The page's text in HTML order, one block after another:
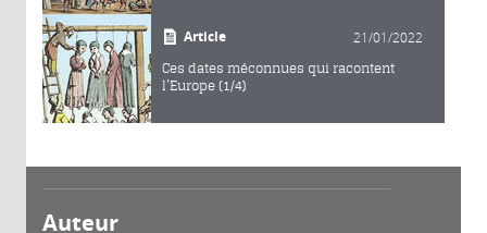
Article 21/01/2022
Ces dates méconnues qui racontent
l’Europe (1/4)
Auteur